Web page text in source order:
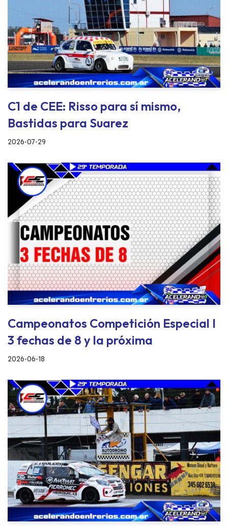
C1 de CEE: Risso para sí mismo,
Bastidas para Suarez
2026-07-29
Campeonatos Competición Especial I
3 fechas de 8 y la próxima
2026-06-18